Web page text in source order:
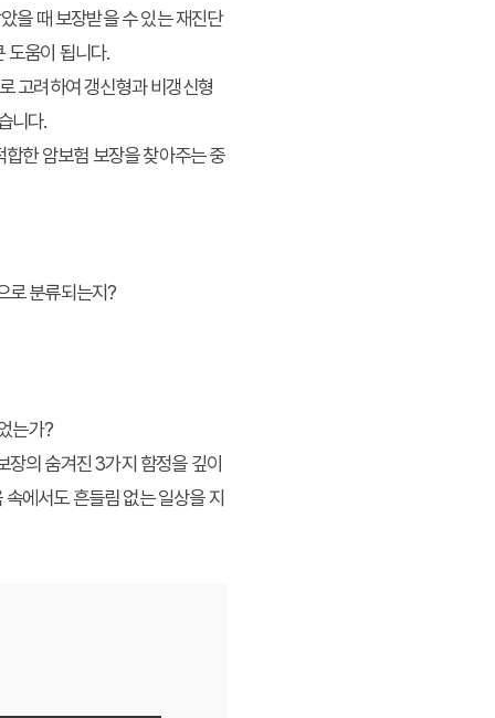
을 때 보장받을 수 있는 재진단
도움이 됩니다.
고려하여 갱신형과 비갱신형
니다.
한 암보험 보장을 찾아주는 중
로 분류되는지?
는가?
의 숨겨진 3가지 함정을 깊이
에서도 흔들림 없는 일상을 지